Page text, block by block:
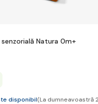
senzorială Natura 0m+
disponibil(La dumneavoastră